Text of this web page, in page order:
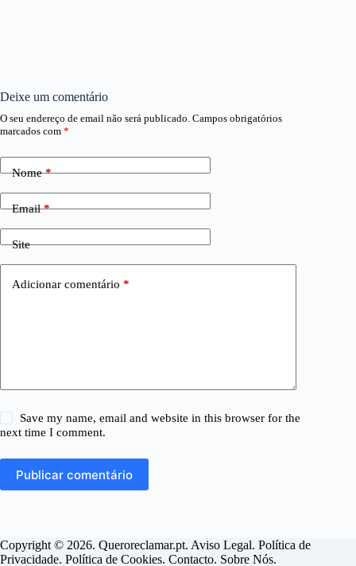
Deixe um comentário
O seu endereço de email não será publicado. Campos obrigatórios
marcados com *
Nome*
Email*
Site
Adicionar comentário *
Save my name, email and website in this browser for the
next time I comment.
Publicar comentário
Copyright © 2026. Queroreclamar.pt. Aviso Legal. Política de
Privacidade. Política de Cookies. Contacto. Sobre Nós.